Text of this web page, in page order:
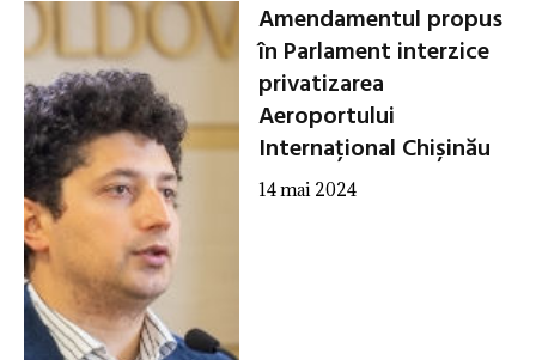
Amendamentul propus
în Parlament interzice
privatizarea
Aeroportului
Internațional Chișinău
14 mai 2024